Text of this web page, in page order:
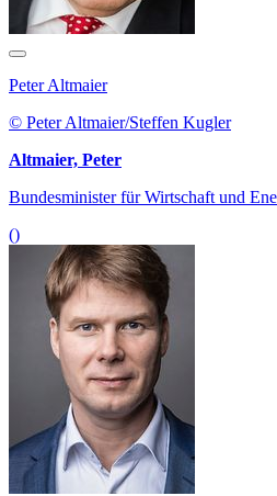
Peter Altmaier
© Peter Altmaier/Steffen Kugler
Altmaier, Peter
Bundesminister für Wirtschaft und
()